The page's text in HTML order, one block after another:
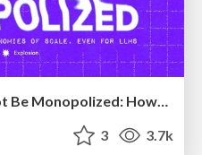
The AI Revolution Will Not Be Monopolized: How open-source beats economies of scale, even for LLMs
3 3.7k